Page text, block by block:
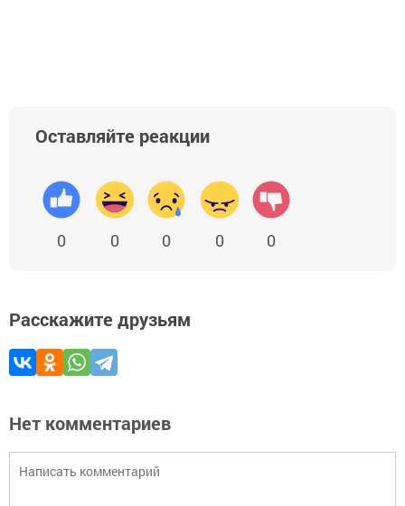
Оставляйте реакции
0 0 0 0 0
Расскажите друзьям
Нет комментариев